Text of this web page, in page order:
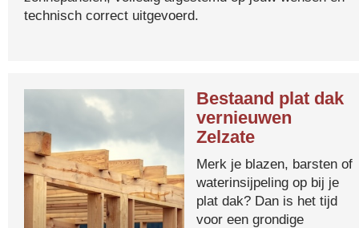
technisch correct uitgevoerd.
Bestaand plat dak
vernieuwen
Zelzate
Merk je blazen, barsten of
waterinsijpeling op bij je
plat dak? Dan is het tijd
voor een grondige